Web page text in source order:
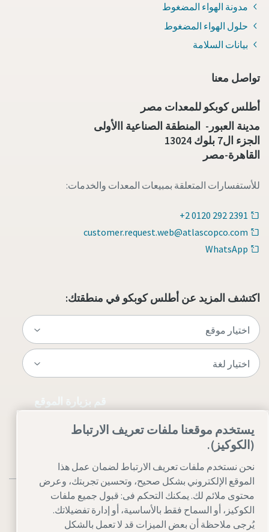
مدونة الهواء المضغوط
حلول الهواء المضغوط
بيانات السلامة
تواصل معنا
أطلس كوبكو للمعدات مصر
مدينة العبور- المنطقة الصناعية االأولى
الجزء ال7 بلوك 13024
القاهرة-مصر
للأستفسارات المتعلقة بمبيعات المعدات والخدمات:
+2 0120 292 2391
customer.request.web@atlascopco.com
WhatsApp
اكتشف المزيد عن أطلس كوبكو في منطقتك:
قم بزيارة الموقع
يستخدم موقعنا ملفات تعريف الارتباط
(الكوكيز).
نحن نستخدم ملفات تعريف الارتباط لضمان عمل هذا
الموقع الإلكتروني بشكل صحيح، وتحسين تجربتك، وعرض
محتوى ملائم لك. يمكنك التحكم فى: قبول جميع ملفات
الكوكيز، أو السماح فقط بالأساسية، أو إدارة تفضيلاتك.
يُرجى ملاحظة أن بعض الميزات قد لا تعمل بالشكل